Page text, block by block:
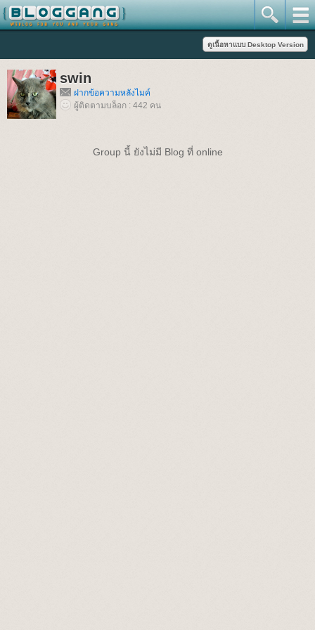
swin
ฝากข้อความหลังไมค์
ผู้ติดตามบล็อก : 442 คน
Group นี้ ยังไม่มี Blog ที่ online